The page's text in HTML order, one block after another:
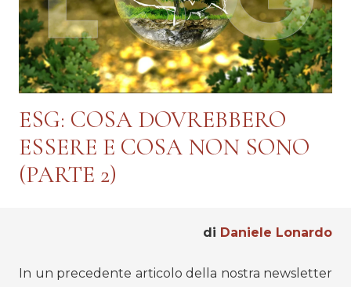
ESG: COSA DOVREBBERO
ESSERE E COSA NON SONO
(PARTE 2)
di Daniele Lonardo
In un precedente articolo della nostra newsletter